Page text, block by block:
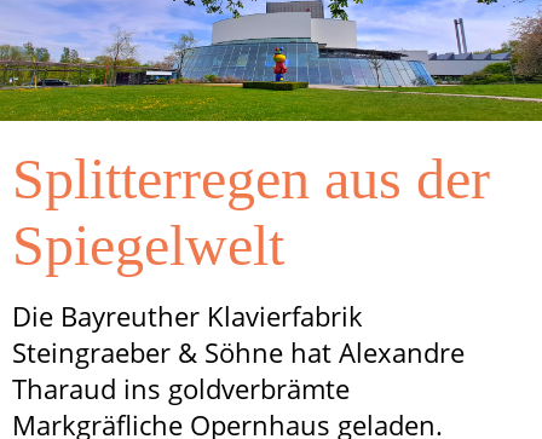
Splitterregen aus der
Spiegelwelt
Die Bayreuther Klavierfabrik
Steingraeber & Söhne hat Alexandre
Tharaud ins goldverbrämte
Markgräfliche Opernhaus geladen.